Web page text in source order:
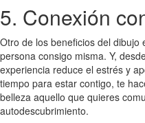
5. Conexión
Otro de los beneficios del dibujo
persona consigo misma. Y,
experiencia reduce el estrés y
tiempo para estar contigo, te
belleza aquello que quieres
autodescubrimiento.